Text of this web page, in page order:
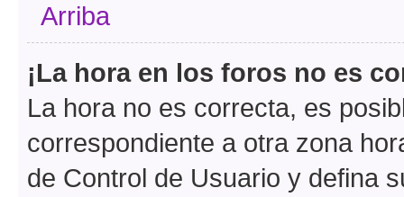
Arriba
¡La hora en los foros no es
La hora no es correcta, es
correspondiente a otra zona
de Control de Usuario y defina